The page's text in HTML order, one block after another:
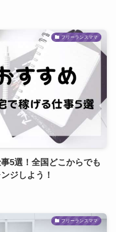
フリーランスママ
5選！全国どこからでも
ジしよう！
フリーランスママ